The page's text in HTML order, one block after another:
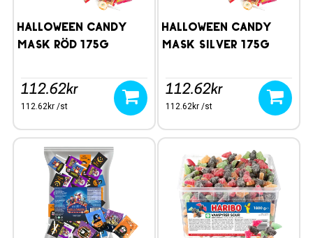
Halloween Candy
Mask Röd 175g
112.62kr
112.62kr /st
Halloween Candy
Mask Silver 175g
112.62kr
112.62kr /st